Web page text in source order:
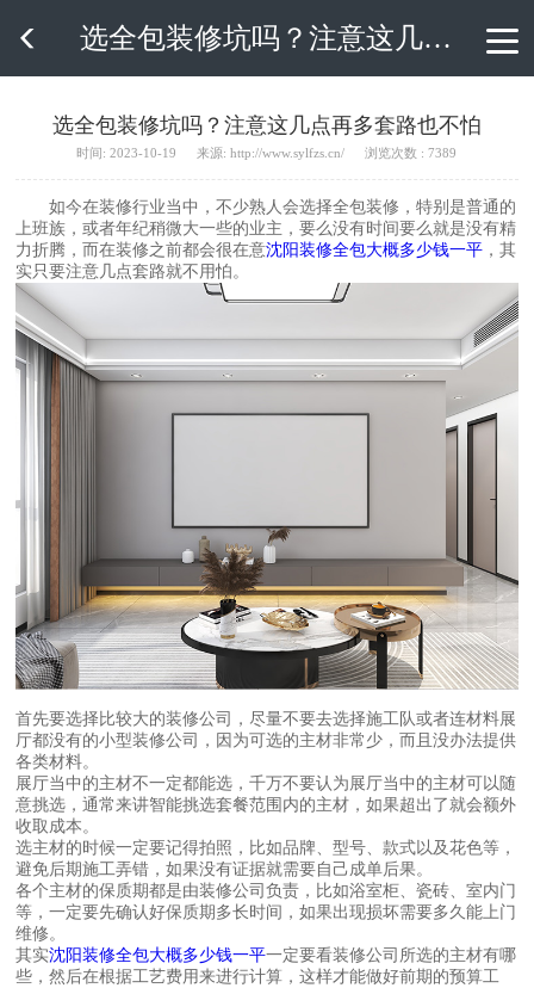
 选全包装修坑吗？注意这几点再多套路也不怕
选全包装修坑吗？注意这几点再多套路也不怕
时间: 2023-10-19 来源: http://www.sylfzs.cn/ 浏览次数 : 7389
如今在装修行业当中，不少熟人会选择全包装修，特别是普通的
上班族，或者年纪稍微大一些的业主，要么没有时间要么就是没有精
力折腾，而在装修之前都会很在意沈阳装修全包大概多少钱一平 ，其
实只要注意几点套路就不用怕。
首先要选择比较大的装修公司，尽量不要去选择施工队或者连材料展
厅都没有的小型装修公司，因为可选的主材非常少，而且没办法提供
各类材料。
展厅当中的主材不一定都能选，千万不要认为展厅当中的主材可以随
意挑选，通常来讲智能挑选套餐范围内的主材，如果超出了就会额外
收取成本。
选主材的时候一定要记得拍照，比如品牌、型号、款式以及花色等，
避免后期施工弄错，如果没有证据就需要自己成单后果。
各个主材的保质期都是由装修公司负责，比如浴室柜、瓷砖、室内门
等，一定要先确认好保质期多长时间，如果出现损坏需要多久能上门
维修。
其实沈阳装修全包大概多少钱一平一定要看装修公司所选的主材有哪
些，然后在根据工艺费用来进行计算，这样才能做好前期的预算工